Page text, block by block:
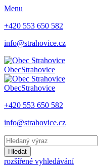
Menu
+420 553 650 582
info@strahovice.cz
ObecStrahovice
ObecStrahovice
+420 553 650 582
info@strahovice.cz
Hledat
rozšířené vyhledávání